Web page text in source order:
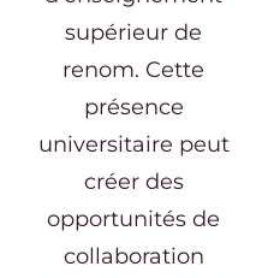
supérieur de
renom. Cette
présence
universitaire peut
créer des
opportunités de
collaboration